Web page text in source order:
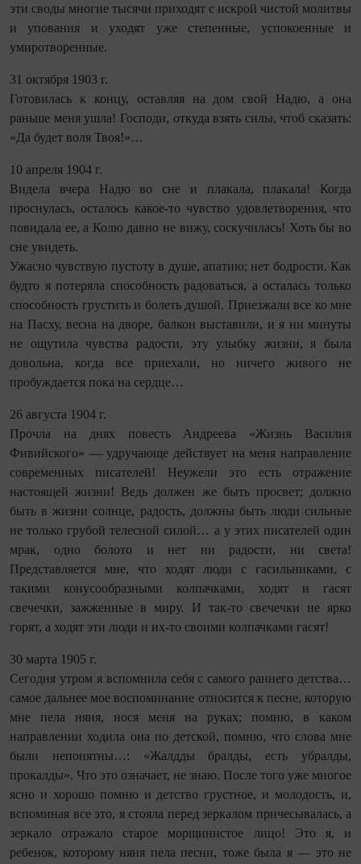
эти своды многие тысячи приходят с искрой чистой молитвы
и упования и уходят уже степенные, успокоенные и
умиротворенные.
31 октября 1903 г.
Готовилась к концу, оставляя на дом свой Надю, а она
раньше меня ушла! Господи, откуда взять силы, чтоб сказать:
«Да будет воля Твоя!»…
10 апреля 1904 г.
Видела вчера Надю во сне и плакала, плакала! Когда
проснулась, осталось какое-то чувство удовлетворения, что
повидала ее, а Колю давно не вижу, соскучилась! Хоть бы во
сне увидеть.
Ужасно чувствую пустоту в душе, апатию; нет бодрости. Как
будто я потеряла способность радоваться, а осталась только
способность грустить и болеть душой. Приезжали все ко мне
на Пасху, весна на дворе, балкон выставили, и я ни минуты
не ощутила чувства радости, эту улыбку жизни, я была
довольна, когда все приехали, но ничего живого не
пробуждается пока на сердце…
26 августа 1904 г.
Прочла на днях повесть Андреева «Жизнь Василия
Фивийского» — удручающе действует на меня направление
современных писателей! Неужели это есть отражение
настоящей жизни! Ведь должен же быть просвет; должно
быть в жизни солнце, радость, должны быть люди сильные
не только грубой телесной силой… а у этих писателей один
мрак, одно болото и нет ни радости, ни света!
Представляется мне, что ходят люди с гасильниками, с
такими конусообразными колпачками, ходят и гасят
свечечки, зажженные в миру. И так-то свечечки не ярко
горят, а ходят эти люди и их-то своими колпачками гасят!
30 марта 1905 г.
Сегодня утром я вспомнила себя с самого раннего детства…
самое дальнее мое воспоминание относится к песне, которую
мне пела няня, нося меня на руках; помню, в каком
направлении ходила она по детской, помню, что слова мне
были непонятны…: «Жалдды бралды, есть убралды,
прокалды». Что это означает, не знаю. После того уже многое
ясно и хорошо помню и детство грустное, и молодость, и,
вспоминая все это, я стояла перед зеркалом причесывалась, а
зеркало отражало старое морщинистое лицо! Это я, и
ребенок, которому няня пела песни, тоже была я — это не